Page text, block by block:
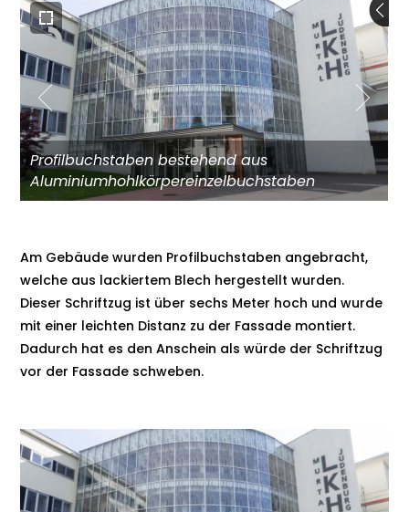
Profilbuchstaben bestehend aus
Aluminiumhohlkörpereinzelbuchstaben
Am Gebäude wurden Profilbuchstaben angebracht,
welche aus lackiertem Blech hergestellt wurden.
Dieser Schriftzug ist über sechs Meter hoch und wurde
mit einer leichten Distanz zu der Fassade montiert.
Dadurch hat es den Anschein als würde der Schriftzug
vor der Fassade schweben.